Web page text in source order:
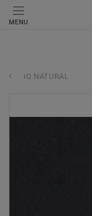
MENU
iQ NATURAL